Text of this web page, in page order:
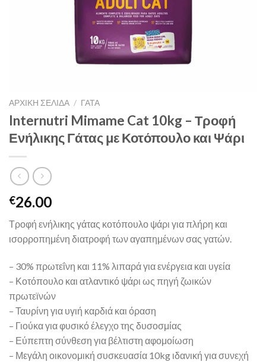
ΑΡΧΙΚΉ ΣΕΛΊΔΑ / ΓΑΤΑ
Internutri Mimame Cat 10kg – Τροφή
Ενήλικης Γάτας με Κοτόπουλο και Ψάρι
€26.00
Τροφή ενήλικης γάτας κοτόπουλο ψάρι για πλήρη και
ισορροπημένη διατροφή των αγαπημένων σας γατών.
– 30% πρωτεΐνη και 11% λιπαρά για ενέργεια και υγεία
– Κοτόπουλο και ατλαντικό ψάρι ως πηγή ζωικών
πρωτεϊνών
– Ταυρίνη για υγιή καρδιά και όραση
– Γιούκα για φυσικό έλεγχο της δυσοσμίας
– Εύπεπτη σύνθεση για βέλτιστη αφομοίωση
– Μεγάλη οικονομική συσκευασία 10kg ιδανική για συνεχή